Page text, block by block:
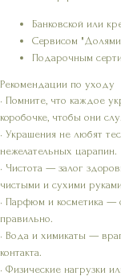
Банковской или
Сервисом
Подарочным
Рекомендации по уходу
• Помните, что каждое
коробочке, чтобы они
• Украшения не любят
нежелательных царапин.
• Чистота — залог
чистыми и сухими
• Парфюм и косметика —
правильно.
• Вода и химикаты —
контакта.
• Физические нагрузки